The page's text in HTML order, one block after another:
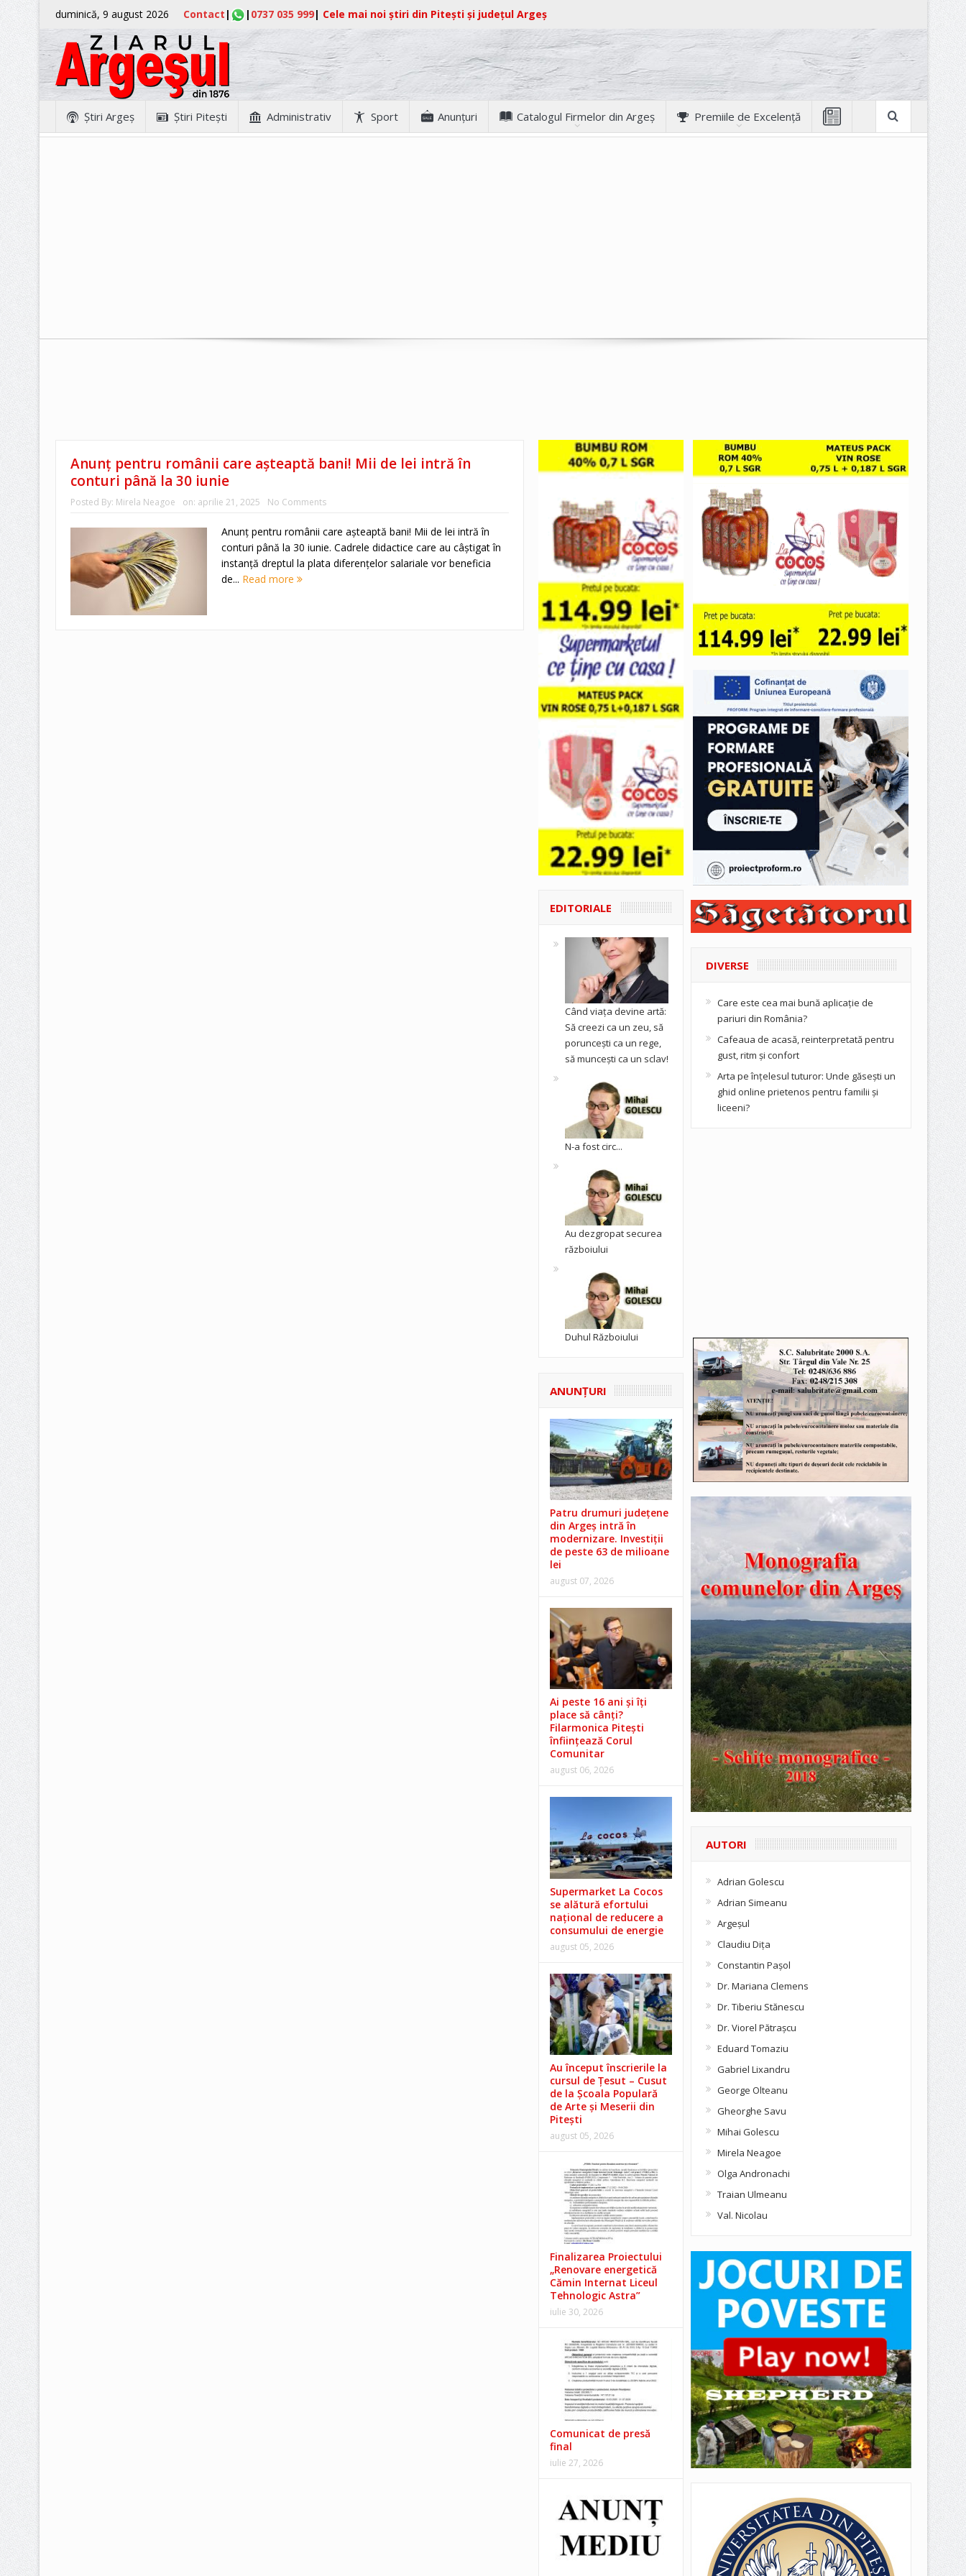
duminică, 9 august 2026 Contact | | 0737 035 999| Cele mai noi știri din Pitești și județul Argeș
Ştiri Argeş Ştiri Piteşti Administrativ Sport Anunţuri Catalogul Firmelor din Argeș Premiile de Excelență
Anunț pentru românii care așteaptă bani! Mii de lei intră în
conturi până la 30 iunie
Posted By: Mirela Neagoe on: aprilie 21, 2025 No Comments
Anunț pentru românii care așteaptă bani! Mii de lei intră în
conturi până la 30 iunie. Cadrele didactice care au câștigat în
instanță dreptul la plata diferențelor salariale vor beneficia
de... Read more
EDITORIALE
Când viața devine artă:
Să creezi ca un zeu, să
poruncești ca un rege,
să muncești ca un sclav!
N-a fost circ...
Au dezgropat securea
războiului
Duhul Războiului
ANUNŢURI
Patru drumuri județene
din Argeș intră în
modernizare. Investiții
de peste 63 de milioane
lei
august 07, 2026
Ai peste 16 ani și îți
place să cânți?
Filarmonica Pitești
înființează Corul
Comunitar
august 06, 2026
Supermarket La Cocos
se alătură efortului
național de reducere a
consumului de energie
august 05, 2026
Au început înscrierile la
cursul de Țesut – Cusut
de la Școala Populară
de Arte și Meserii din
Pitești
august 05, 2026
Finalizarea Proiectului
„Renovare energetică
Cămin Internat Liceul
Tehnologic Astra”
iulie 30, 2026
Comunicat de presă
final
iulie 27, 2026
DIVERSE
Care este cea mai bună aplicație de
pariuri din România?
Cafeaua de acasă, reinterpretată pentru
gust, ritm și confort
Arta pe înțelesul tuturor: Unde găsești un
ghid online prietenos pentru familii și
liceeni?
AUTORI
Adrian Golescu
Adrian Simeanu
Argeşul
Claudiu Diţa
Constantin Pașol
Dr. Mariana Clemens
Dr. Tiberiu Stănescu
Dr. Viorel Pătraşcu
Eduard Tomaziu
Gabriel Lixandru
George Olteanu
Gheorghe Savu
Mihai Golescu
Mirela Neagoe
Olga Andronachi
Traian Ulmeanu
Val. Nicolau